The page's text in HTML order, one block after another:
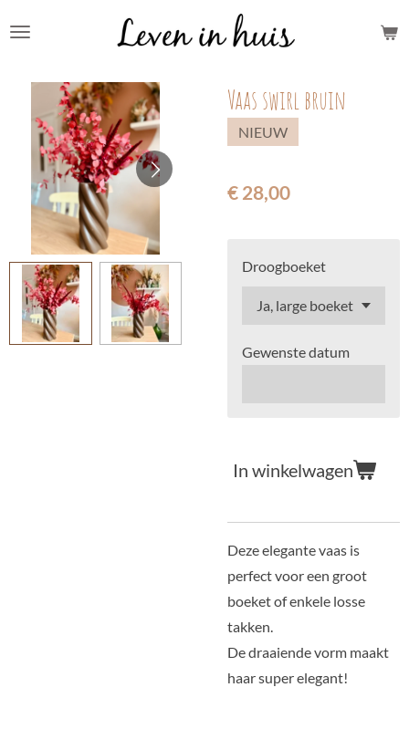
hoofdinhoud
Vaas swirl bruin
NIEUW
€ 28,00
Droogboeket
Gewenste datum
In winkelwagen
Deze elegante vaas is
perfect voor een groot
boeket of enkele losse
takken.
De draaiende vorm maakt
haar super elegant!